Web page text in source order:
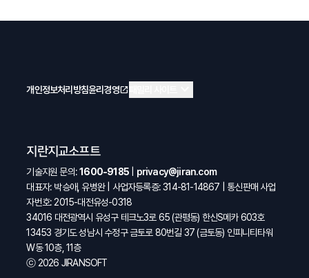
지란지교소프트
기술지원 문의:1600-9185
privacy@jiran.com
대표자: 박승애, 유병완 | 사업자등록증: 314-81-14867 | 통신판매 사업
자번호: 2015-대전유성-0318
34016 대전광역시 유성구 테크노3로 65 (관평동) 한신S메카 603호
13453 경기도 성남시 수정구 금토로 80번길 37 (금토동) 인피니티타워
W동 10층, 11층
ⓒ 2026 JIRANSOFT
개인정보처리방침윤리경영open_in_new